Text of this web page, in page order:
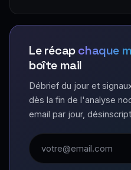
Le récapchaque
boîte mail
Débrief du jour et
dès la fin de l'analyse
email par jour,
Adresse email